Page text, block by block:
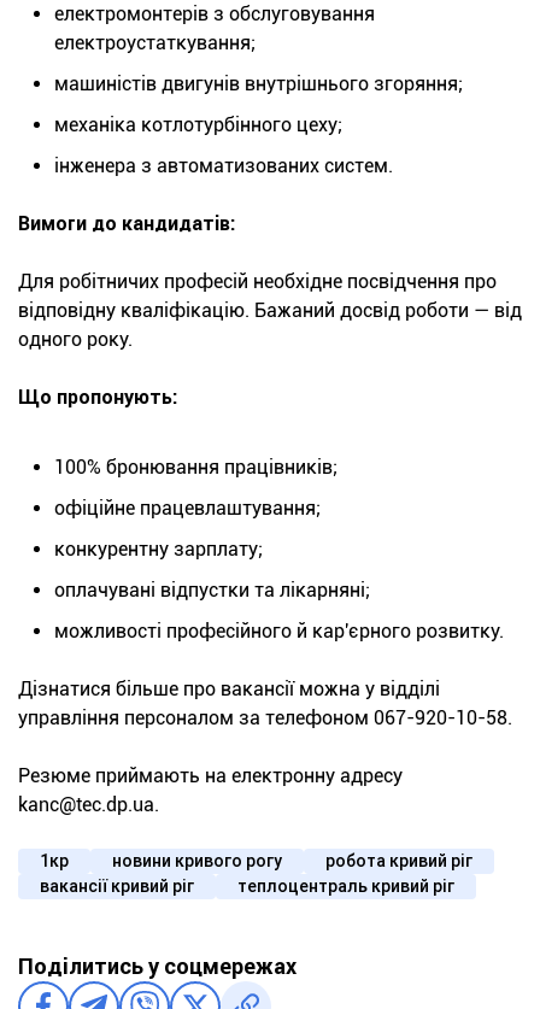
електромонтерів з обслуговування
електроустаткування;
машиністів двигунів внутрішнього згоряння;
механіка котлотурбінного цеху;
інженера з автоматизованих систем.
Вимоги до кандидатів:
Для робітничих професій необхідне посвідчення про
відповідну кваліфікацію. Бажаний досвід роботи — від
одного року.
Що пропонують:
100% бронювання працівників;
офіційне працевлаштування;
конкурентну зарплату;
оплачувані відпустки та лікарняні;
можливості професійного й кар'єрного розвитку.
Дізнатися більше про вакансії можна у відділі
управління персоналом за телефоном 067-920-10-58.
Резюме приймають на електронну адресу
kanc@tec.dp.ua.
1кр новини кривого рогу
робота кривий ріг
вакансії кривий ріг
теплоцентраль кривий ріг
Поділитись у соцмережах